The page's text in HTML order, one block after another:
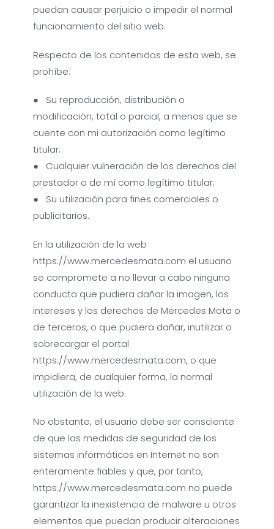
puedan causar perjuicio o impedir el normal
funcionamiento del sitio web.
Respecto de los contenidos de esta web, se
prohíbe:
● Su reproducción, distribución o
modificación, total o parcial, a menos que se
cuente con mi autorización como legítimo
titular;
● Cualquier vulneración de los derechos del
prestador o de mí como legítimo titular;
● Su utilización para fines comerciales o
publicitarios.
En la utilización de la web
https://www.mercedesmata.com el usuario
se compromete a no llevar a cabo ninguna
conducta que pudiera dañar la imagen, los
intereses y los derechos de Mercedes Mata o
de terceros, o que pudiera dañar, inutilizar o
sobrecargar el portal
https://www.mercedesmata.com, o que
impidiera, de cualquier forma, la normal
utilización de la web.
No obstante, el usuario debe ser consciente
de que las medidas de seguridad de los
sistemas informáticos en Internet no son
enteramente fiables y que, por tanto,
https://www.mercedesmata.com no puede
garantizar la inexistencia de malware u otros
elementos que puedan producir alteraciones